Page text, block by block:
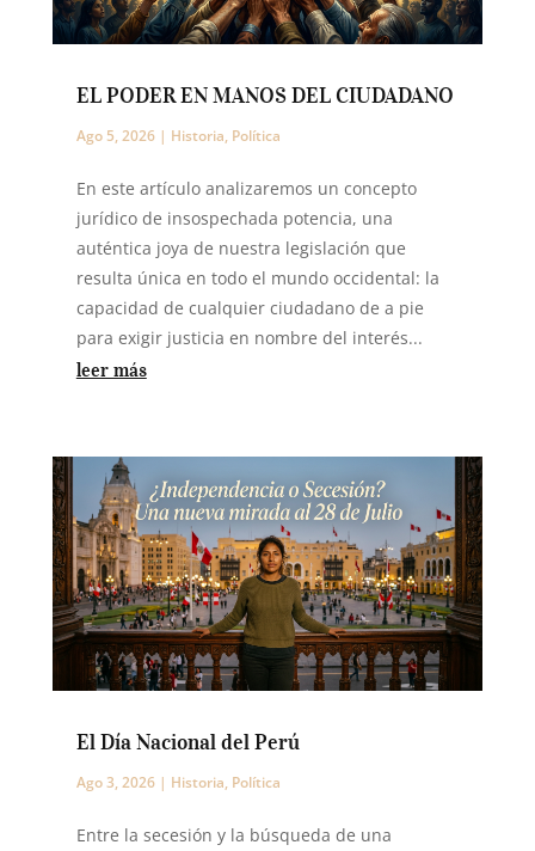
EL PODER EN MANOS DEL CIUDADANO
Ago 5, 2026| Historia, Política
En este artículo analizaremos un concepto
jurídico de insospechada potencia, una
auténtica joya de nuestra legislación que
resulta única en todo el mundo occidental: la
capacidad de cualquier ciudadano de a pie
para exigir justicia en nombre del interés...
leer más
El Día Nacional del Perú
Ago 3, 2026| Historia, Política
Entre la secesión y la búsqueda de una